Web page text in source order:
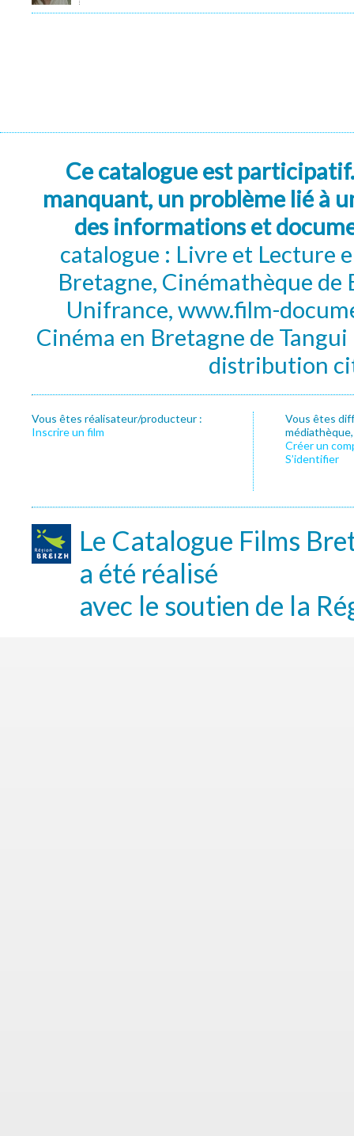
Ce catalogue est
manquant, un problème lié à
des informations et
catalogue : Livre et Lecture
Bretagne, Cinémathèque de
Unifrance, www.film-
Cinéma en Bretagne de
distribution
Vous êtes réalisateur/producteur :
Inscrire un film
Vous êtes
Créer un
S’identifier
Le Catalogue Films
a été réalisé
avec le soutien de la